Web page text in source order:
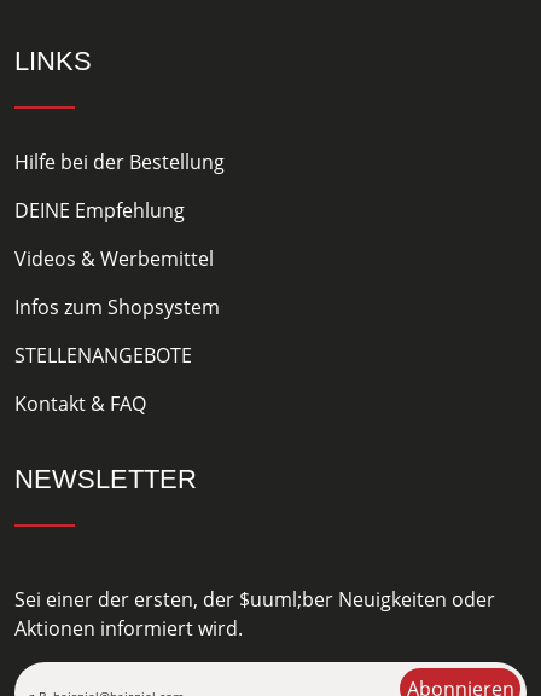
LINKS
Hilfe bei der Bestellung
DEINE Empfehlung
Videos & Werbemittel
Infos zum Shopsystem
STELLENANGEBOTE
Kontakt & FAQ
NEWSLETTER
Sei einer der ersten, der $uuml;ber Neuigkeiten oder
Aktionen informiert wird.